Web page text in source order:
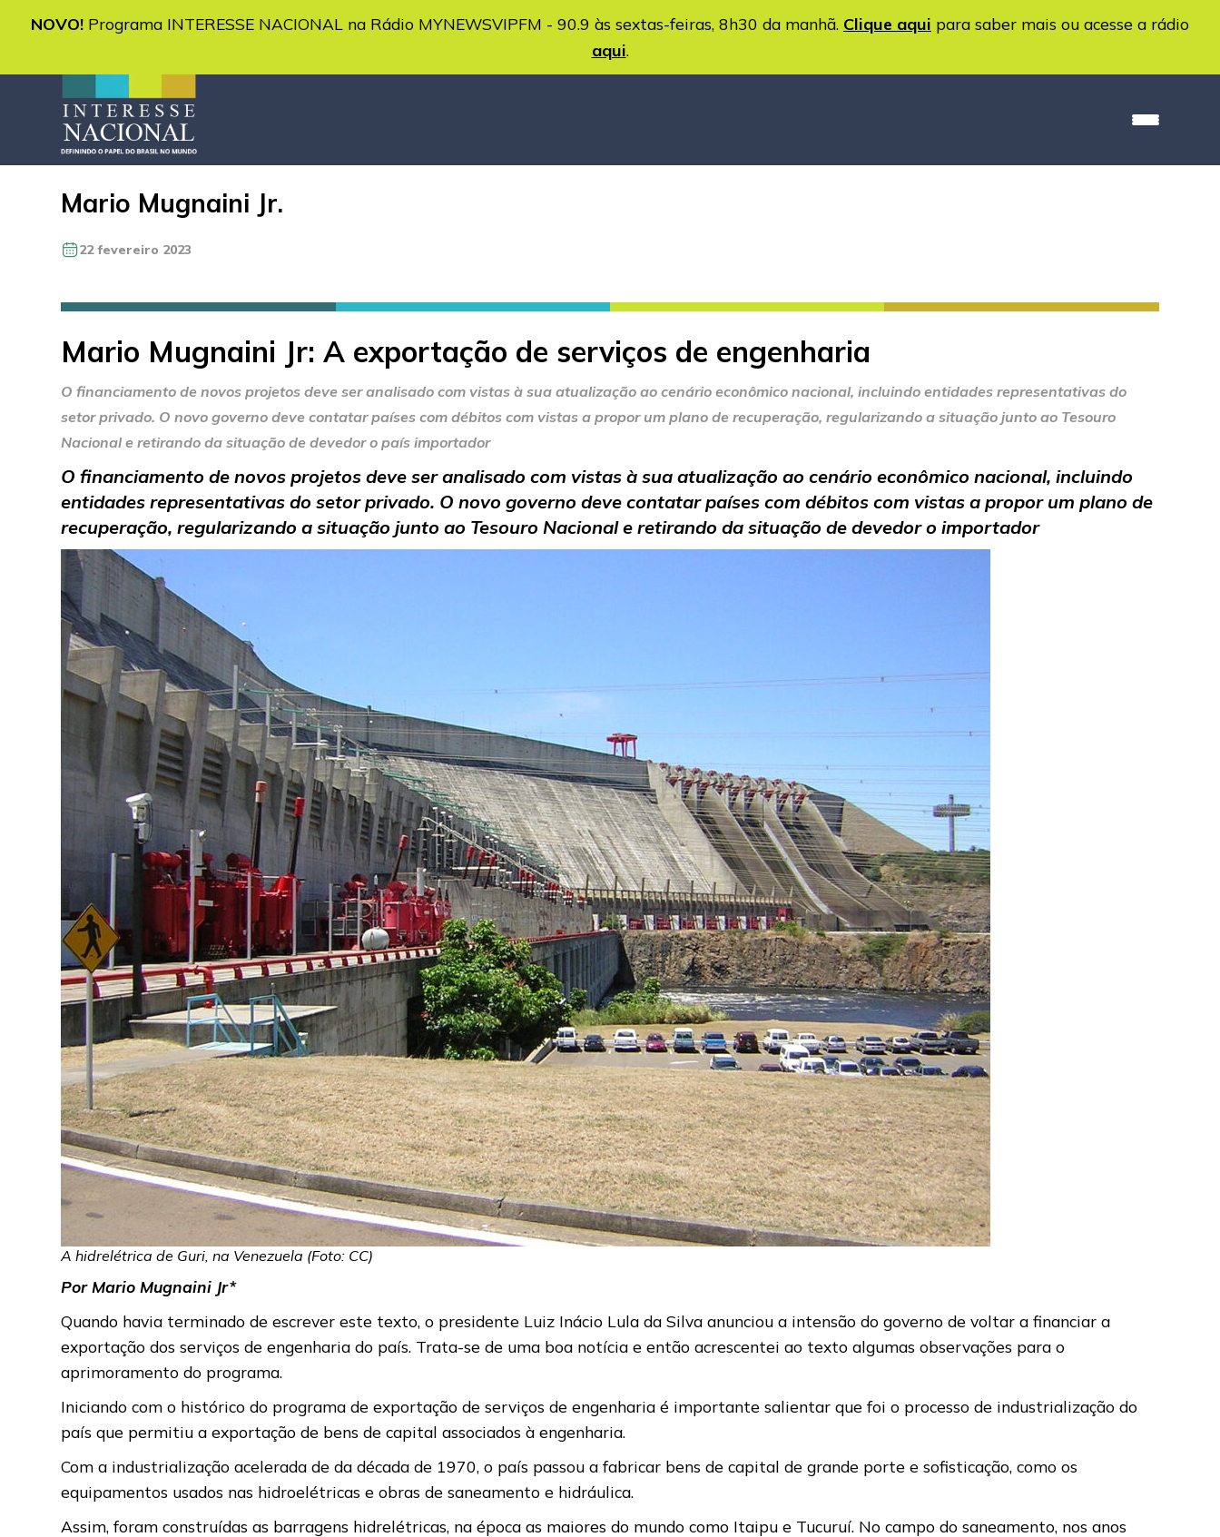
NOVO! Programa INTERESSE NACIONAL na Rádio MYNEWSVIPFM - 90.9 às sextas-feiras, 8h30 da manhã. Clique aqui para saber mais ou acesse a rádio
aqui.
Mario Mugnaini Jr.
22 fevereiro 2023
Mario Mugnaini Jr: A exportação de serviços de engenharia
O financiamento de novos projetos deve ser analisado com vistas à sua atualização ao cenário econômico nacional, incluindo entidades representativas do
setor privado. O novo governo deve contatar países com débitos com vistas a propor um plano de recuperação, regularizando a situação junto ao Tesouro
Nacional e retirando da situação de devedor o país importador
O financiamento de novos projetos deve ser analisado com vistas à sua atualização ao cenário econômico nacional, incluindo
entidades representativas do setor privado. O novo governo deve contatar países com débitos com vistas a propor um plano de
recuperação, regularizando a situação junto ao Tesouro Nacional e retirando da situação de devedor o importador
A hidrelétrica de Guri, na Venezuela (Foto: CC)
Por Mario Mugnaini Jr*
Quando havia terminado de escrever este texto, o presidente Luiz Inácio Lula da Silva anunciou a intensão do governo de voltar a financiar a
exportação dos serviços de engenharia do país. Trata-se de uma boa notícia e então acrescentei ao texto algumas observações para o
aprimoramento do programa.
Iniciando com o histórico do programa de exportação de serviços de engenharia é importante salientar que foi o processo de industrialização do
país que permitiu a exportação de bens de capital associados à engenharia.
Com a industrialização acelerada de da década de 1970, o país passou a fabricar bens de capital de grande porte e sofisticação, como os
equipamentos usados nas hidroelétricas e obras de saneamento e hidráulica.
Assim, foram construídas as barragens hidrelétricas, na época as maiores do mundo como Itaipu e Tucuruí. No campo do saneamento, nos anos